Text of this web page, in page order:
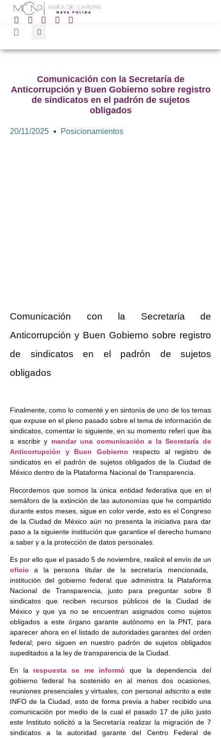
Comunicación con la Secretaría de
Anticorrupción y Buen Gobierno sobre registro
de sindicatos en el padrón de sujetos
obligados
20/11/2025 Posicionamientos
Comunicación con la Secretaría de
Anticorrupción y Buen Gobierno sobre registro
de sindicatos en el padrón de sujetos
obligados
Finalmente, como lo comenté y en sintonía de uno de los temas
que expuse en el pleno pasado sobre el tema de información de
sindicatos, comentar lo siguiente, en su momento referí que iba
a escribir y mandar una comunicación a la Secretaría de
Anticorrupción y Buen Gobierno respecto al registro de
sindicatos en el padrón de sujetos obligados de la Ciudad de
México dentro de la Plataforma Nacional de Transparencia.
Recordemos que somos la única entidad federativa que en el
semáforo de la extinción de las autonomías que he compartido
durante estos meses, sigue en color verde, esto es el Congreso
de la Ciudad de México aún no presenta la iniciativa para dar
paso a la siguiente institución que garantice el derecho humano
a saber y a la protección de datos personales.
Es por ello que el pasado 5 de noviembre, realicé el envío de un
oficio a la persona titular de la secretaría mencionada,
institución del gobierno federal que administra la Plataforma
Nacional de Transparencia, justo para preguntar sobre 8
sindicatos que reciben recursos públicos de la Ciudad de
México y que ya no se encuentran asignados como sujetos
obligados a este órgano garante autónomo en la PNT, para
aparecer ahora en el listado de autoridades garantes del orden
federal; pero siguen en nuestro padrón de sujetos obligados
supeditados a la ley de transparencia de la Ciudad.
En la respuesta se me informó que la dependencia del
gobierno federal ha sostenido en al menos dos ocasiones,
reuniones presenciales y virtuales, con personal adscrito a este
INFO de la Ciudad, esto de forma previa a haber recibido una
comunicación por medio de la cual el pasado 17 de julio justo
este Instituto solicitó a la Secretaría realizar la migración de 7
sindicatos a la autoridad garante del Centro Federal de